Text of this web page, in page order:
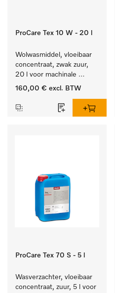
ProCare Tex 10 W - 20 l
Wolwasmiddel, vloeibaar
concentraat, zwak zuur,
20 l voor machinale
reiniging van wol.
160,00 € excl. BTW
ProCare Tex 70 S - 5 l
Wasverzachter, vloeibaar
concentraat, zuur, 5 l voor